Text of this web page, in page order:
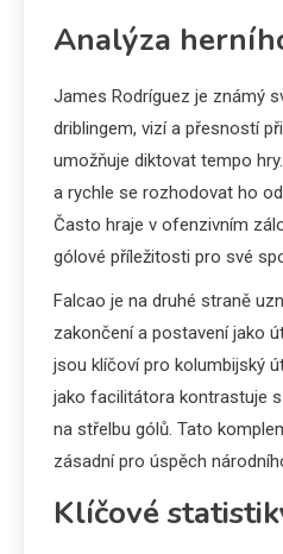
Analýza
James Rodríguez je známý
driblingem, vizí a přesností
umožňuje diktovat tempo
a rychle se rozhodovat ho
Často hraje v ofenzivním
gólové příležitosti pro své
Falcao je na druhé straně
zakončení a postavení jako
jsou klíčoví pro kolumbijský
jako facilitátora kontrastuje
na střelbu gólů. Tato
zásadní pro úspěch
Klíčové